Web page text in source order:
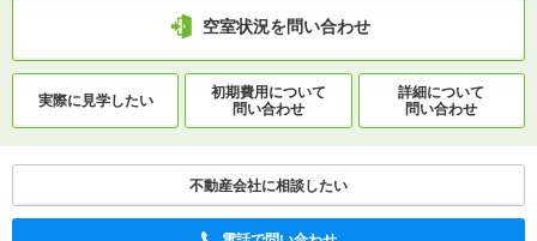
空室状況を問い合わせ
実際に見学したい
初期費用について
問い合わせ
詳細について
問い合わせ
不動産会社に相談したい